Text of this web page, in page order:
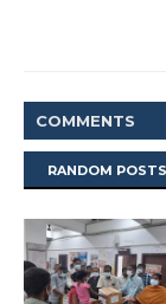
COMMENTS
RANDOM POSTS